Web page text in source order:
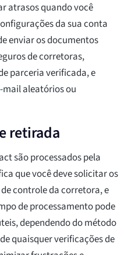
atrasos quando você
da sua conta
enviar os documentos
de corretoras,
parceria verificada, e
mail aleatórios ou
retirada
são processados pela
que você deve solicitar os
controle da corretora, e
de processamento pode
dependendo do método
quaisquer verificações de